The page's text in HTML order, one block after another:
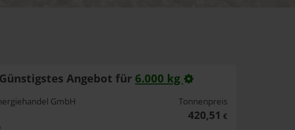
Günstigstes Angebot für 6.000 kg
GmbH Tonnenpreis
420,51 €